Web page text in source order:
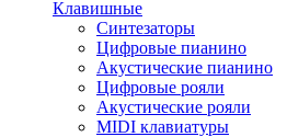
Клавишные
Синтезаторы
Цифровые пианино
Акустические пианино
Цифровые рояли
Акустические рояли
MIDI клавиатуры